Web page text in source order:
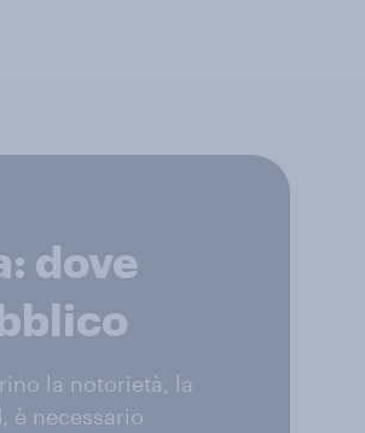
dove
la notorietà, la
è necessario